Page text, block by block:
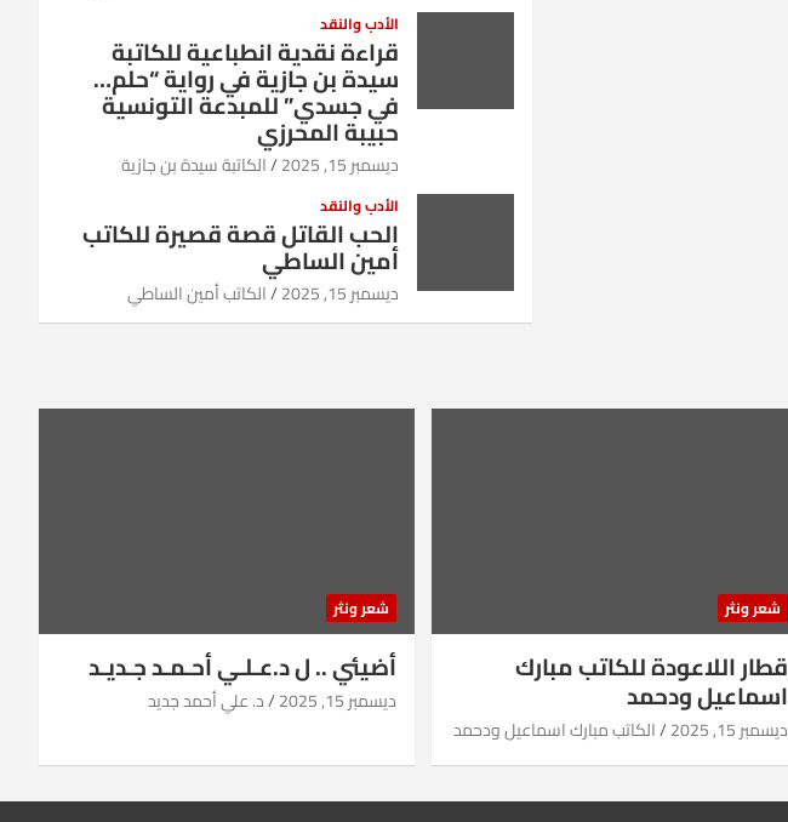
الأدب والنقد
قراءة نقدية انطباعية للكاتبة
سيدة بن جازية في رواية “حلم…
في جسدي” للمبدعة التونسية
حبيبة المحرزي
ديسمبر 15, 2025 الكاتبة سيدة بن جازية
الأدب والنقد
الحب القاتل قصة قصيرة للكاتب
أمين الساطي
ديسمبر 15, 2025 الكاتب أمين الساطي
شعر ونثر
قطار اللاعودة للكاتب مبارك
اسماعيل ودحمد
ديسمبر 15, 2025 الكاتب مبارك اسماعيل ودحمد
شعر ونثر
أضيئي .. ل د.عـلـي أحـمـد جـديـد
ديسمبر 15, 2025 د. علي أحمد جديد